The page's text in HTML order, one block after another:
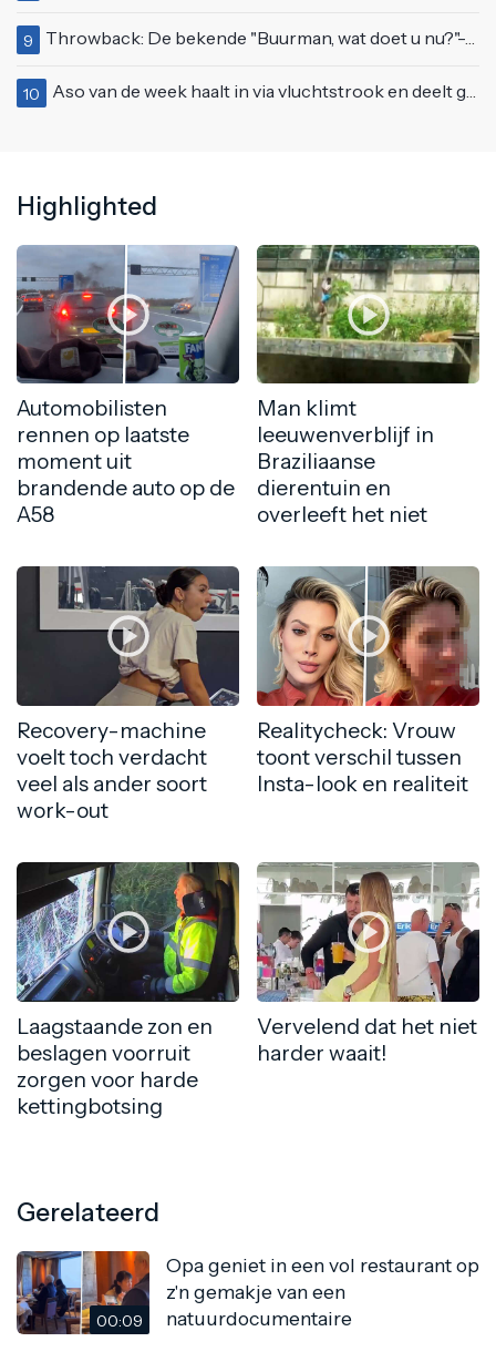
9 Throwback: De bekende "Buurman, wat doet u nu?"-scène uit Flodder met Tatjana Šimić
10 Aso van de week haalt in via vluchtstrook en deelt gevaarlijke brake check uit
Highlighted
Automobilisten
rennen op laatste
moment uit
brandende auto op de
A58
Man klimt
leeuwenverblijf in
Braziliaanse
dierentuin en
overleeft het niet
Recovery-machine
voelt toch verdacht
veel als ander soort
work-out
Realitycheck: Vrouw
toont verschil tussen
Insta-look en realiteit
Laagstaande zon en
beslagen voorruit
zorgen voor harde
kettingbotsing
Vervelend dat het niet
harder waait!
Gerelateerd
00:09
Opa geniet in een vol restaurant op
z'n gemakje van een
natuurdocumentaire